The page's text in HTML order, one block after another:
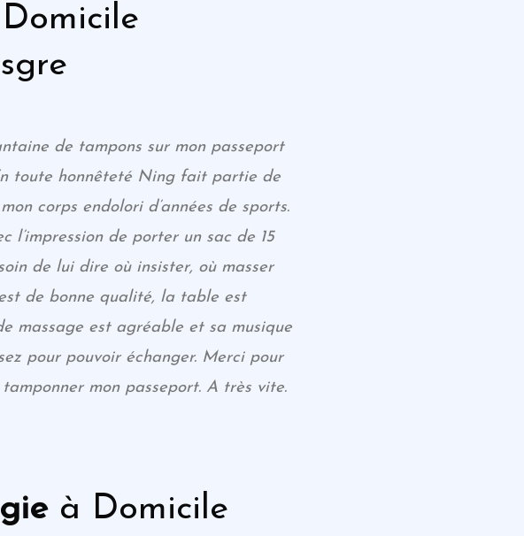
de tampons sur mon passeport
toute honnêteté Ning fait partie de
corps endolori d’années de sports.
l’impression de porter un sac de 15
de lui dire où insister, où masser
de bonne qualité, la table est
massage est agréable et sa musique
pour pouvoir échanger. Merci pour
mon passeport. A très vite.
à Domicile